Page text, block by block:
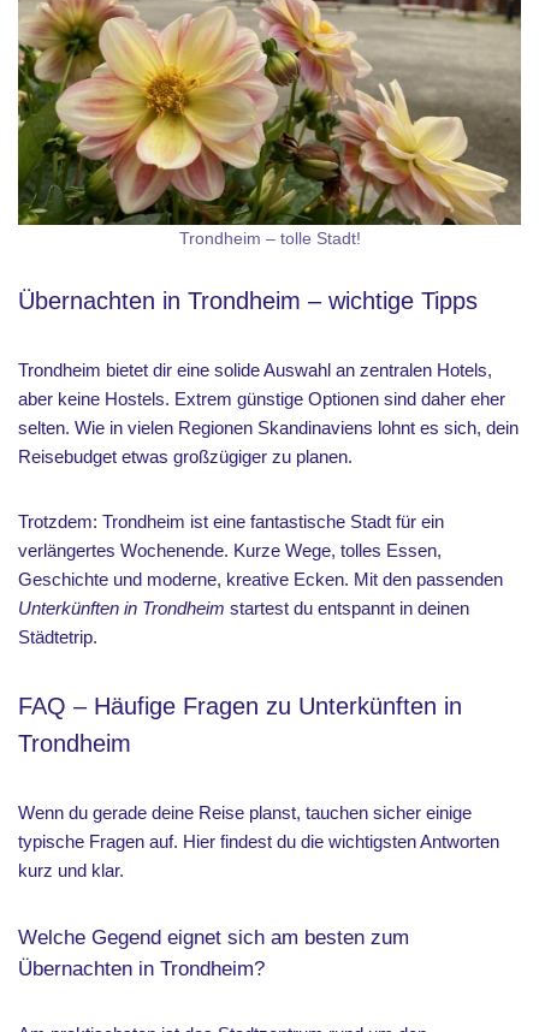
Trondheim – tolle Stadt!
Übernachten in Trondheim – wichtige Tipps
Trondheim bietet dir eine solide Auswahl an zentralen Hotels,
aber keine Hostels. Extrem günstige Optionen sind daher eher
selten. Wie in vielen Regionen Skandinaviens lohnt es sich, dein
Reisebudget etwas großzügiger zu planen.
Trotzdem: Trondheim ist eine fantastische Stadt für ein
verlängertes Wochenende. Kurze Wege, tolles Essen,
Geschichte und moderne, kreative Ecken. Mit den passenden
Unterkünften in Trondheim startest du entspannt in deinen
Städtetrip.
FAQ – Häufige Fragen zu Unterkünften in
Trondheim
Wenn du gerade deine Reise planst, tauchen sicher einige
typische Fragen auf. Hier findest du die wichtigsten Antworten
kurz und klar.
Welche Gegend eignet sich am besten zum
Übernachten in Trondheim?